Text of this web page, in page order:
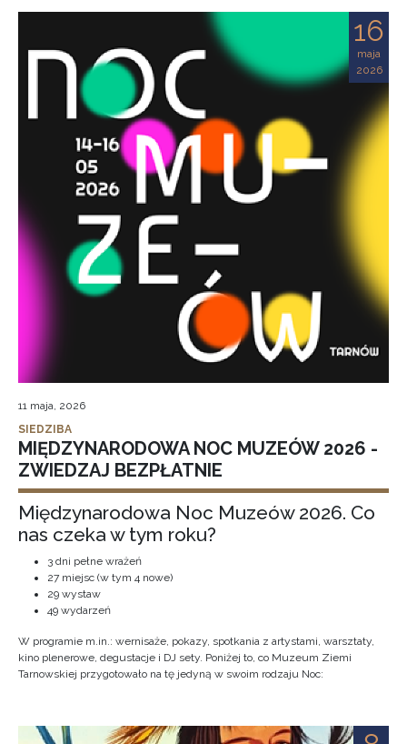
16
maja
2026
11 maja, 2026
SIEDZIBA
MIĘDZYNARODOWA NOC MUZEÓW 2026 -
ZWIEDZAJ BEZPŁATNIE
Międzynarodowa Noc Muzeów 2026. Co
nas czeka w tym roku?
3 dni pełne wrażeń
27 miejsc (w tym 4 nowe)
29 wystaw
49 wydarzeń
W programie m.in.: wernisaże, pokazy, spotkania z artystami, warsztaty,
kino plenerowe, degustacje i DJ sety. Poniżej to, co Muzeum Ziemi
Tarnowskiej przygotowało na tę jedyną w swoim rodzaju Noc: